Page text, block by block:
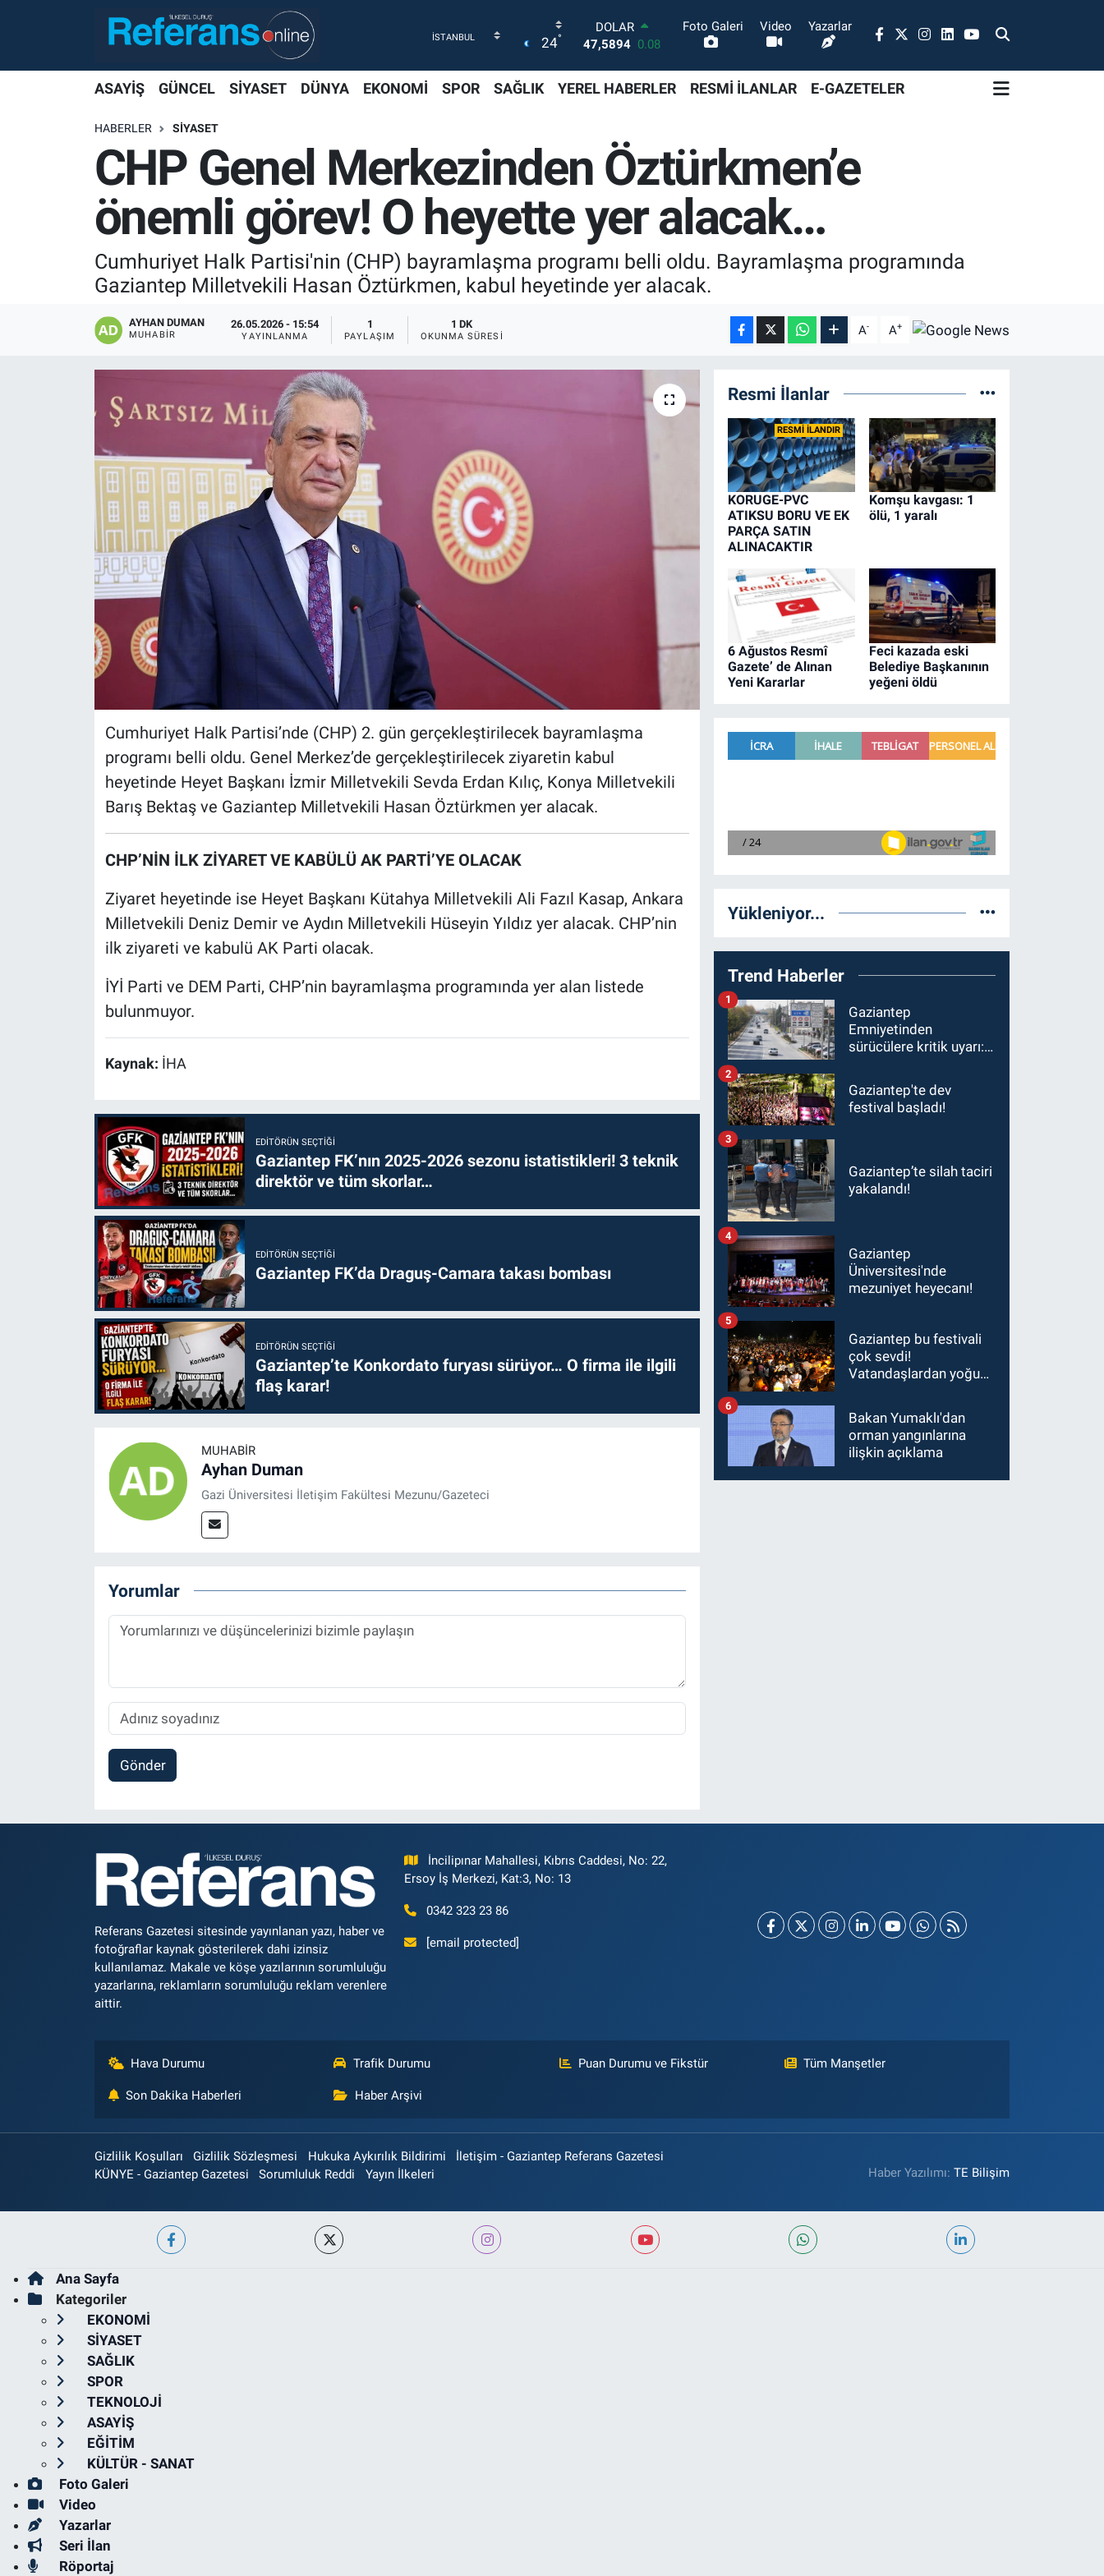
24°
DOLAR
47,5894 0.08
STERLİN
6527.85
BİST100
13.703 11
64.927,78
1.32
Foto Galeri Video Yazarlar
ASAYİŞ GÜNCEL SİYASET DÜNYA EKONOMİ SPOR SAĞLIK YEREL HABERLER RESMİ İLANLAR E-GAZETELER
HABERLER SİYASET
CHP Genel Merkezinden Öztürkmen’e
önemli görev! O heyette yer alacak…
Cumhuriyet Halk Partisi'nin (CHP) bayramlaşma programı belli oldu. Bayramlaşma programında
Gaziantep Milletvekili Hasan Öztürkmen, kabul heyetinde yer alacak.
AYHAN DUMAN
MUHABIR
26.05.2026 - 15:54
YAYINLANMA
1
PAYLAŞIM
1 DK
OKUNMA SÜRESI A- A+
Cumhuriyet Halk Partisi’nde (CHP) 2. gün gerçekleştirilecek bayramlaşma
programı belli oldu. Genel Merkez’de gerçekleştirilecek ziyaretin kabul
heyetinde Heyet Başkanı İzmir Milletvekili Sevda Erdan Kılıç, Konya Milletvekili
Barış Bektaş ve Gaziantep Milletvekili Hasan Öztürkmen yer alacak.
CHP’NİN İLK ZİYARET VE KABÜLÜ AK PARTİ’YE OLACAK
Ziyaret heyetinde ise Heyet Başkanı Kütahya Milletvekili Ali Fazıl Kasap, Ankara
Milletvekili Deniz Demir ve Aydın Milletvekili Hüseyin Yıldız yer alacak. CHP’nin
ilk ziyareti ve kabulü AK Parti olacak.
İYİ Parti ve DEM Parti, CHP’nin bayramlaşma programında yer alan listede
bulunmuyor.
Kaynak: İHA
EDITÖRÜN SEÇTIĞI
Gaziantep FK’nın 2025-2026 sezonu istatistikleri! 3 teknik
direktör ve tüm skorlar…
EDITÖRÜN SEÇTIĞI
Gaziantep FK’da Draguş-Camara takası bombası
EDITÖRÜN SEÇTIĞI
Gaziantep’te Konkordato furyası sürüyor… O firma ile ilgili
flaş karar!
MUHABIR
Ayhan Duman
Gazi Üniversitesi İletişim Fakültesi Mezunu/Gazeteci
Yorumlar
Gönder
Resmi İlanlar
RESMİ İLANDIR
KORUGE-PVC
ATIKSU BORU VE EK
PARÇA SATIN
ALINACAKTIR
Komşu kavgası: 1
ölü, 1 yaralı
6 Ağustos Resmî
Gazete’ de Alınan
Yeni Kararlar
Feci kazada eski
Belediye Başkanının
yeğeni öldü
Yükleniyor...
Trend Haberler
Gaziantep
Emniyetinden
sürücülere kritik uyarı: 1
ceza alabilirsiniz!
1
Gaziantep'te dev
festival başladı!
2
Gaziantep’te silah taciri
yakalandı!
3
Gaziantep
Üniversitesi'nde
mezuniyet heyecanı!
4
Gaziantep bu festivali
çok sevdi!
Vatandaşlardan yoğun
5
Bakan Yumaklı'dan
orman yangınlarına
ilişkin açıklama
6
Referans Gazetesi sitesinde yayınlanan yazı, haber ve
fotoğraflar kaynak gösterilerek dahi izinsiz
kullanılamaz. Makale ve köşe yazılarının sorumluluğu
yazarlarına, reklamların sorumluluğu reklam verenlere
aittir.
İncilipınar Mahallesi, Kıbrıs Caddesi, No: 22,
Ersoy İş Merkezi, Kat:3, No: 13
0342 323 23 86
[email protected]
Hava Durumu Trafik Durumu Puan Durumu ve Fikstür Tüm Manşetler
Son Dakika Haberleri Haber Arşivi
Gizlilik Koşulları Gizlilik Sözleşmesi Hukuka Aykırılık Bildirimi
İletişim - Gaziantep Referans Gazetesi
KÜNYE - Gaziantep Gazetesi
Sorumluluk Reddi Yayın İlkeleri Haber Yazılımı:TE Bilişim
Ana Sayfa
Kategoriler
EKONOMİ
SİYASET
SAĞLIK
SPOR
TEKNOLOJİ
ASAYİŞ
EĞİTİM
KÜLTÜR - SANAT
Foto Galeri
Video
Yazarlar
Seri İlan
Röportaj